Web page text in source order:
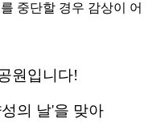
중단할 경우 감상이 어
원입니다!
의 날'을 맞아